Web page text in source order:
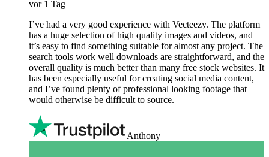
vor 1 Tag
I’ve had a very good experience with Vecteezy. The platform
has a huge selection of high quality images and videos, and
it’s easy to find something suitable for almost any project. The
search tools work well downloads are straightforward, and the
overall quality is much better than many free stock websites. It
has been especially useful for creating social media content,
and I’ve found plenty of professional looking footage that
would otherwise be difficult to source.
Anthony